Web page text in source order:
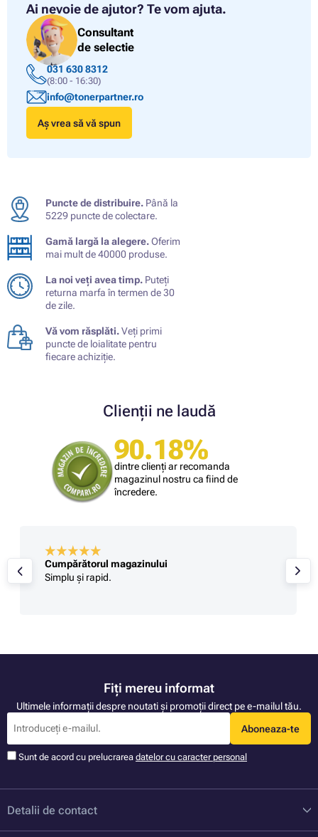
Ai nevoie de ajutor? Te vom ajuta.
Consultant
de selectie
031 630 8312
(8:00 - 16:30)
info@tonerpartner.ro
Aș vrea să vă spun
Puncte de distribuire. Până la
5229 puncte de colectare.
Gamă largă la alegere.Oferim
mai mult de 40000 produse.
La noi veți avea timp. Puteți
returna marfa în termen de 30
de zile.
Vă vom răsplăti.Veți primi
puncte de loialitate pentru
fiecare achiziție.
Clienții ne laudă
90.18%
dintre clienți ar recomanda
magazinul nostru ca fiind de
încredere.
Cumpărătorul magazinului
Simplu și rapid.
Fiți mereu informat
Ultimele informații despre noutati și promoții direct pe e-mailul tău.
Aboneaza-te
Sunt de acord cu prelucrarea datelor cu caracter personal
Detalii de contact